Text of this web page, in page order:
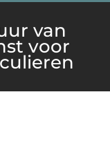
van
voor